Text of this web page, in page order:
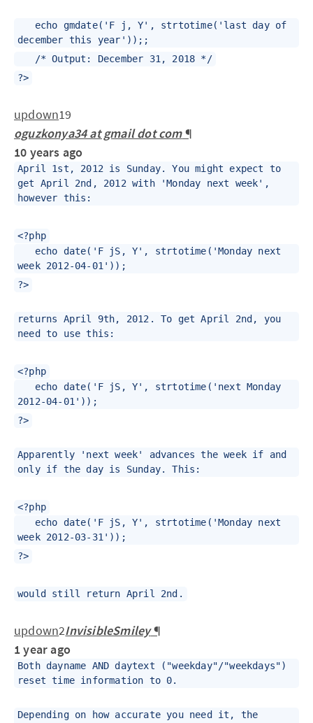
echo gmdate('F j, Y', strtotime('last day of
december this year'));;
/* Output: December 31, 2018 */
?>
updown19
oguzkonya34 at gmail dot com¶
10 years ago
April 1st, 2012 is Sunday. You might expect to
get April 2nd, 2012 with 'Monday next week',
however this:
<?php
echo date('F jS, Y', strtotime('Monday next
week 2012-04-01'));
?>
returns April 9th, 2012. To get April 2nd, you
need to use this:
<?php
echo date('F jS, Y', strtotime('next Monday
2012-04-01'));
?>
Apparently 'next week' advances the week if and
only if the day is Sunday. This:
<?php
echo date('F jS, Y', strtotime('Monday next
week 2012-03-31'));
?>
would still return April 2nd.
updown2InvisibleSmiley¶
1 year ago
Both dayname AND daytext ("weekday"/"weekdays")
reset time information to 0.
Depending on how accurate you need it, the